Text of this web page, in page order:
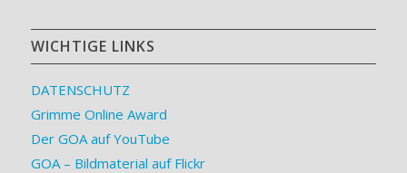
WICHTIGE LINKS
DATENSCHUTZ
Grimme Online Award
Der GOA auf YouTube
GOA – Bildmaterial auf Flickr